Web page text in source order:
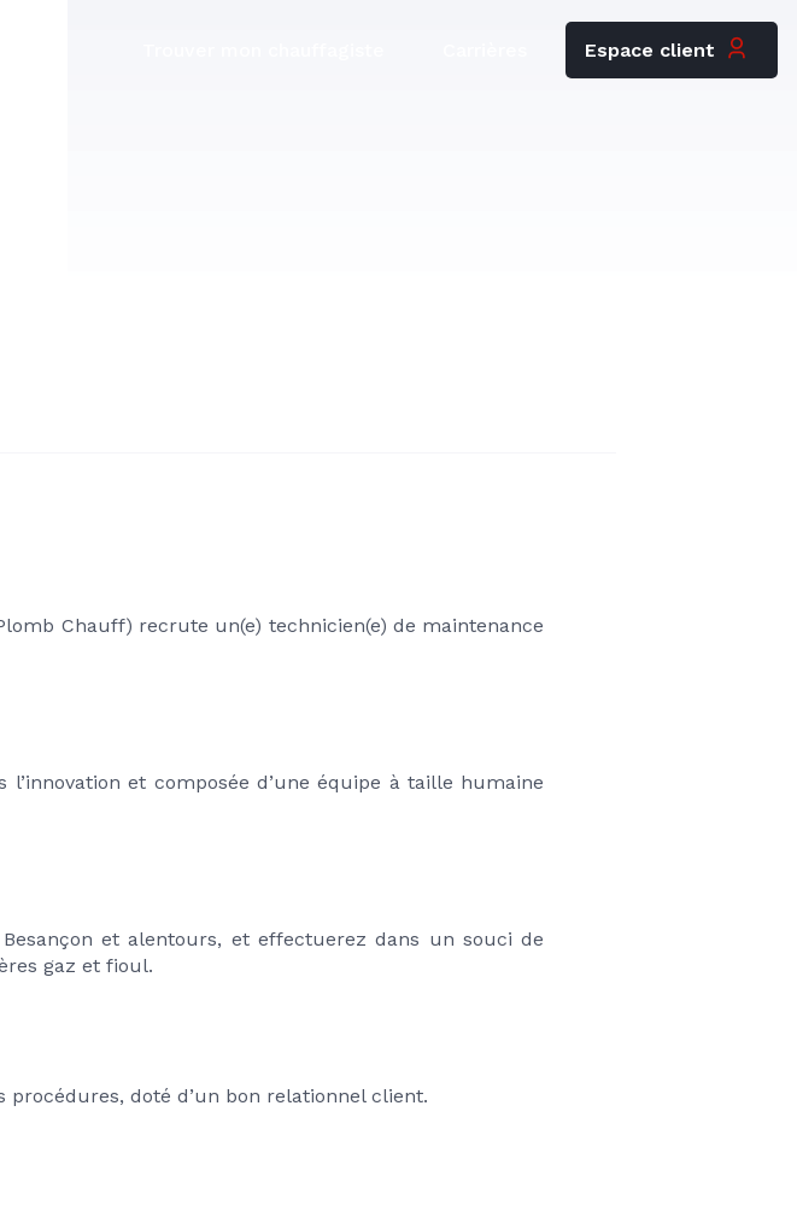
Espace client
Chauff) recrute un(e) technicien(e) de maintenance
et composée d’une équipe à taille humaine
et alentours, et effectuerez dans un souci de
gaz et fioul.
doté d’un bon relationnel client.